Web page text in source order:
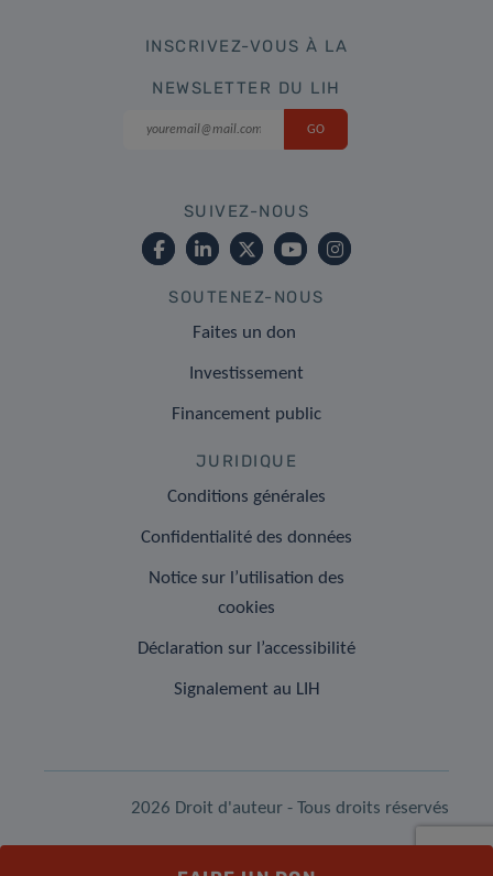
INSCRIVEZ-VOUS À LA
NEWSLETTER DU LIH
SUIVEZ-NOUS
SOUTENEZ-NOUS
Faites un don
Investissement
Financement public
JURIDIQUE
Conditions générales
Confidentialité des données
Notice sur l’utilisation des
cookies
Déclaration sur l’accessibilité
Signalement au LIH
2026 Droit d'auteur - Tous droits réservés